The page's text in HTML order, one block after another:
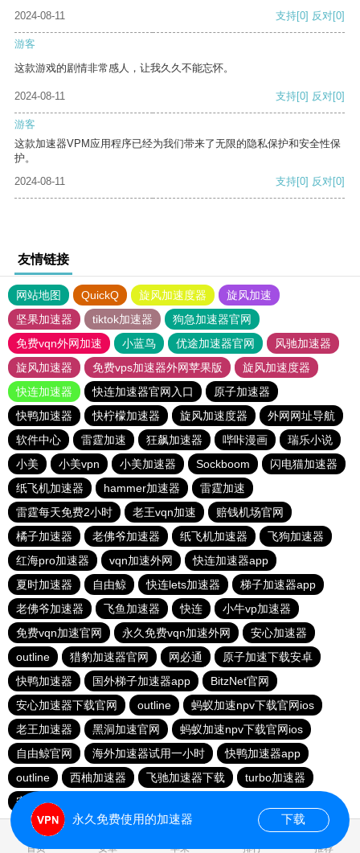
2024-08-11
支持[0] 反对[0]
游客
这款游戏的剧情非常感人，让我久久不能忘怀。
2024-08-11 支持[0] 反对[0]
游客
这款加速器VPM应用程序已经为我们带来了无限的隐私保护和安全性保
护。
2024-08-11
支持[0] 反对[0]
友情链接
网站地图 QuickQ 旋风加速度器
旋风加速
坚果加速器
tiktok加速器
狗急加速器官网
免费vqn外网加速
小蓝鸟 优途加速器官网
风驰加速器
旋风加速器
免费vps加速器外网苹果版
旋风加速度器
快连加速器
快连加速器官网入口
原子加速器
快鸭加速器
快柠檬加速器 旋风加速度器
外网网址导航
软件中心
雷霆加速 狂飙加速器 哔咔漫画
瑞乐小说
小美
小美vpn 小美加速器 Sockboom
闪电猫加速器
纸飞机加速器
hammer加速器
雷霆加速
雷霆每天免费2小时
老王vqn加速
赔钱机场官网
橘子加速器
老佛爷加速器 纸飞机加速器
飞狗加速器
红海pro加速器
vqn加速外网
快连加速器app
夏时加速器
自由鲸 快连lets加速器
梯子加速器app
老佛爷加速器
飞鱼加速器 快连
小牛vp加速器
免费vqn加速官网
永久免费vqn加速外网
安心加速器
outline
猎豹加速器官网 网必通
原子加速下载安卓
快鸭加速器
国外梯子加速器app
BitzNet官网
安心加速器下载官网
outline
蚂蚁加速npv下载官网ios
老王加速器
黑洞加速官网
蚂蚁加速npv下载官网ios
自由鲸官网
海外加速器试用一小时
快鸭加速器app
outline
西柚加速器 飞驰加速器下载
turbo加速器
安卓加速器梯子免费
首页 安卓 苹果 排行 推荐
永久免费使用的加速器 下载
0.018011s